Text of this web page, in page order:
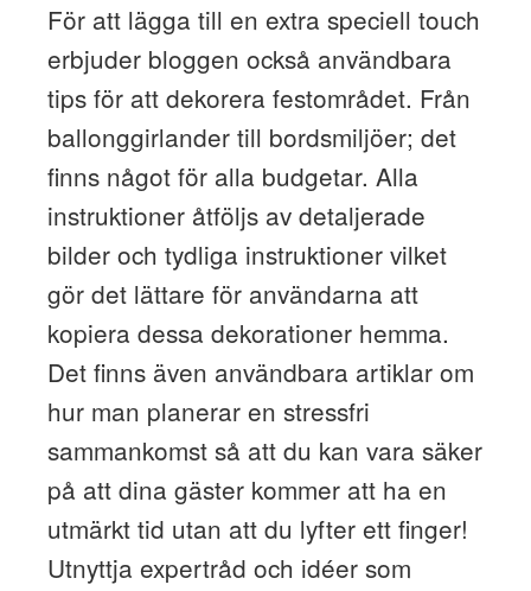
För att lägga till en extra speciell touch
erbjuder bloggen också användbara
tips för att dekorera festområdet. Från
ballonggirlander till bordsmiljöer; det
finns något för alla budgetar. Alla
instruktioner åtföljs av detaljerade
bilder och tydliga instruktioner vilket
gör det lättare för användarna att
kopiera dessa dekorationer hemma.
Det finns även användbara artiklar om
hur man planerar en stressfri
sammankomst så att du kan vara säker
på att dina gäster kommer att ha en
utmärkt tid utan att du lyfter ett finger!
Utnyttja expertråd och idéer som